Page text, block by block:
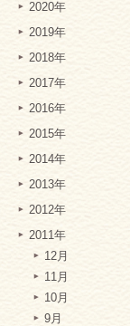
2020年
2019年
2018年
2017年
2016年
2015年
2014年
2013年
2012年
2011年
12月
11月
10月
9月